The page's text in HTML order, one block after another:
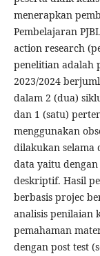
menerapkan
Pembelajaran
action research
penelitian adalah
2023/2024
dalam 2 (dua)
dan 1 (satu)
menggunakan
dilakukan selama
data yaitu
deskriptif. Hasil
berbasis projec
analisis penilaian
pemahaman
dengan post test